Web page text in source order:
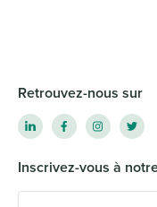
Retrouvez-nous sur
Inscrivez-vous à